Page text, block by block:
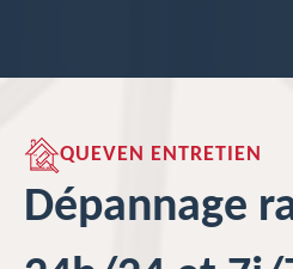
QUEVEN ENTRETIEN
Dépannage